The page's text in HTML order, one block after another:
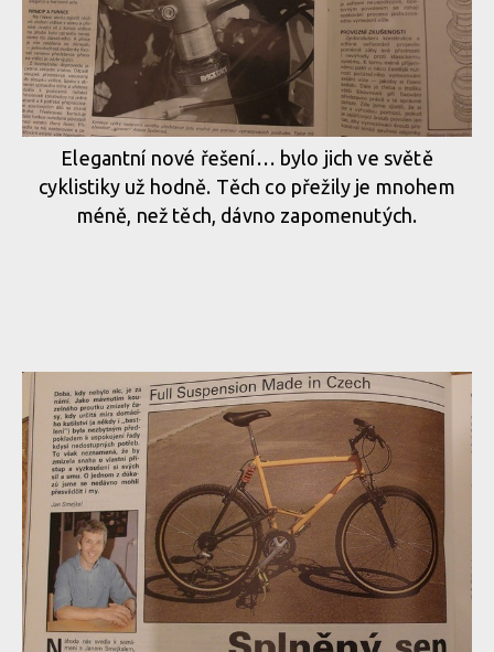
Elegantní nové řešení… bylo jich ve světě
cyklistiky už hodně. Těch co přežily je mnohem
méně, než těch, dávno zapomenutých.